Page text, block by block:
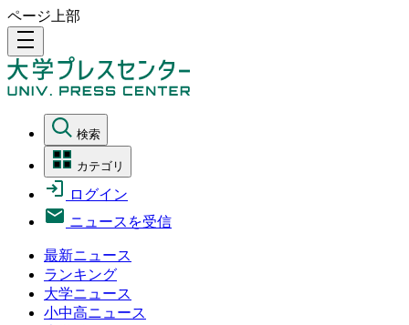
ページ上部
density_medium
検索
カテゴリ
ログイン
ニュースを受信
最新ニュース
ランキング
大学ニュース
小中高ニュース